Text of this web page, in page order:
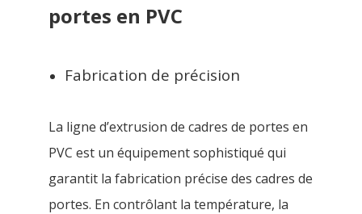
portes en PVC
Fabrication de précision
La ligne d’extrusion de cadres de portes en
PVC est un équipement sophistiqué qui
garantit la fabrication précise des cadres de
portes. En contrôlant la température, la